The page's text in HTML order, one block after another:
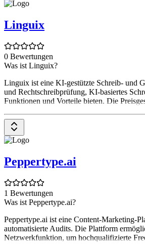
Linguix
0 Bewertungen
Was ist Linguix?
Linguix ist eine KI-gestützte Schreib- und
und Rechtschreibprüfung, KI-basiertes
Funktionen und Vorteile bieten. Die
Peppertype.ai
1 Bewertungen
Was ist Peppertype.ai?
Peppertype.ai ist eine Content-Marketing-
automatisierte Audits. Die Plattform
Netzwerkfunktion, um hochqualifizierte